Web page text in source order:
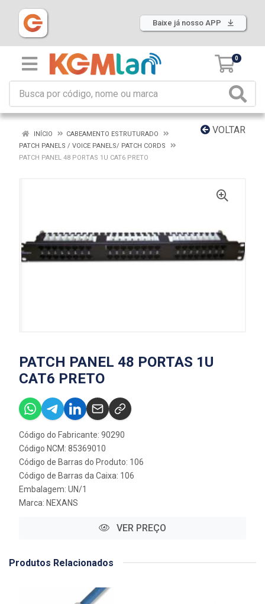
Baixe já nosso APP
0
VOLTAR
INÍCIO
CABEAMENTO ESTRUTURADO
PATCH PANELS / VOICE PANELS/ PATCH CORDS
PATCH PANEL 48 PORTAS 1U CAT6 PRETO
PATCH PANEL 48 PORTAS 1U
CAT6 PRETO
Código do Fabricante: 90290
Código NCM: 85369010
Código de Barras do Produto: 106
Código de Barras da Caixa: 106
Embalagem: UN/1
Marca: NEXANS
VER PREÇO
Produtos Relacionados